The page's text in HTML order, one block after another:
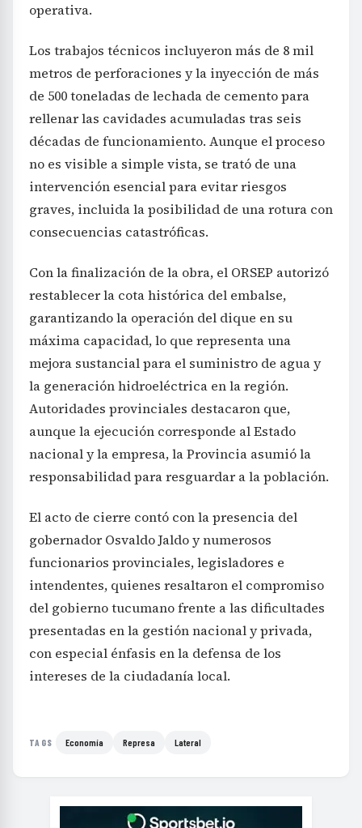
operativa.
Los trabajos técnicos incluyeron más de 8 mil
metros de perforaciones y la inyección de más
de 500 toneladas de lechada de cemento para
rellenar las cavidades acumuladas tras seis
décadas de funcionamiento. Aunque el proceso
no es visible a simple vista, se trató de una
intervención esencial para evitar riesgos
graves, incluida la posibilidad de una rotura con
consecuencias catastróficas.
Con la finalización de la obra, el ORSEP autorizó
restablecer la cota histórica del embalse,
garantizando la operación del dique en su
máxima capacidad, lo que representa una
mejora sustancial para el suministro de agua y
la generación hidroeléctrica en la región.
Autoridades provinciales destacaron que,
aunque la ejecución corresponde al Estado
nacional y la empresa, la Provincia asumió la
responsabilidad para resguardar a la población.
El acto de cierre contó con la presencia del
gobernador Osvaldo Jaldo y numerosos
funcionarios provinciales, legisladores e
intendentes, quienes resaltaron el compromiso
del gobierno tucumano frente a las dificultades
presentadas en la gestión nacional y privada,
con especial énfasis en la defensa de los
intereses de la ciudadanía local.
TAGS Economía Represa Lateral